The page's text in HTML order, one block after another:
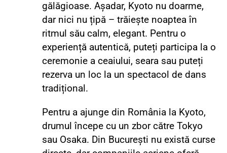
gălăgioase. Așadar, Kyoto nu doarme,
dar nici nu țipă – trăiește noaptea în
ritmul său calm, elegant. Pentru o
experiență autentică, puteți participa la o
ceremonie a ceaiului, seara sau puteți
rezerva un loc la un spectacol de dans
tradițional.
Pentru a ajunge din România la Kyoto,
drumul începe cu un zbor către Tokyo
sau Osaka. Din București nu există curse